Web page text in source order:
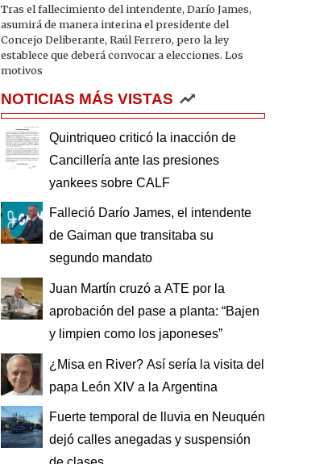
Tras el fallecimiento del intendente, Darío James,
asumirá de manera interina el presidente del
Concejo Deliberante, Raúl Ferrero, pero la ley
establece que deberá convocar a elecciones. Los
motivos
NOTICIAS MÁS VISTAS
Quintriqueo criticó la inacción de
Cancillería ante las presiones
yankees sobre CALF
Falleció Darío James, el intendente
de Gaiman que transitaba su
segundo mandato
Juan Martín cruzó a ATE por la
aprobación del pase a planta: “Bajen
y limpien como los japoneses”
¿Misa en River? Así sería la visita del
papa León XIV a la Argentina
Fuerte temporal de lluvia en Neuquén
dejó calles anegadas y suspensión